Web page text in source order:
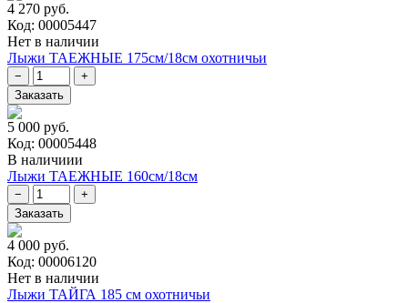
4 270 руб.
Код: 00005447
Нет в наличии
Лыжи ТАЕЖНЫЕ 175см/18см охотничьи
5 000 руб.
Код: 00005448
В наличиии
Лыжи ТАЕЖНЫЕ 160см/18см
4 000 руб.
Код: 00006120
Нет в наличии
Лыжи ТАЙГА 185 см охотничьи